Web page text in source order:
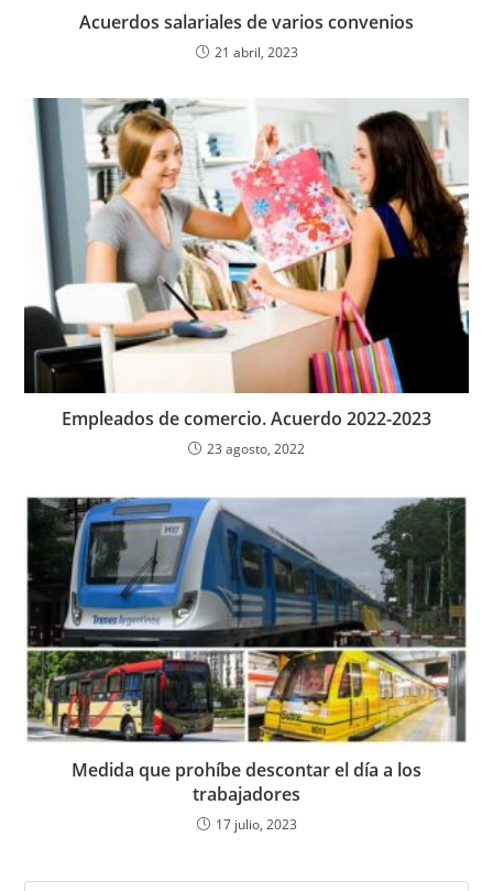
Acuerdos salariales de varios convenios
21 abril, 2023
Empleados de comercio. Acuerdo 2022-2023
23 agosto, 2022
Medida que prohíbe descontar el día a los
trabajadores
17 julio, 2023